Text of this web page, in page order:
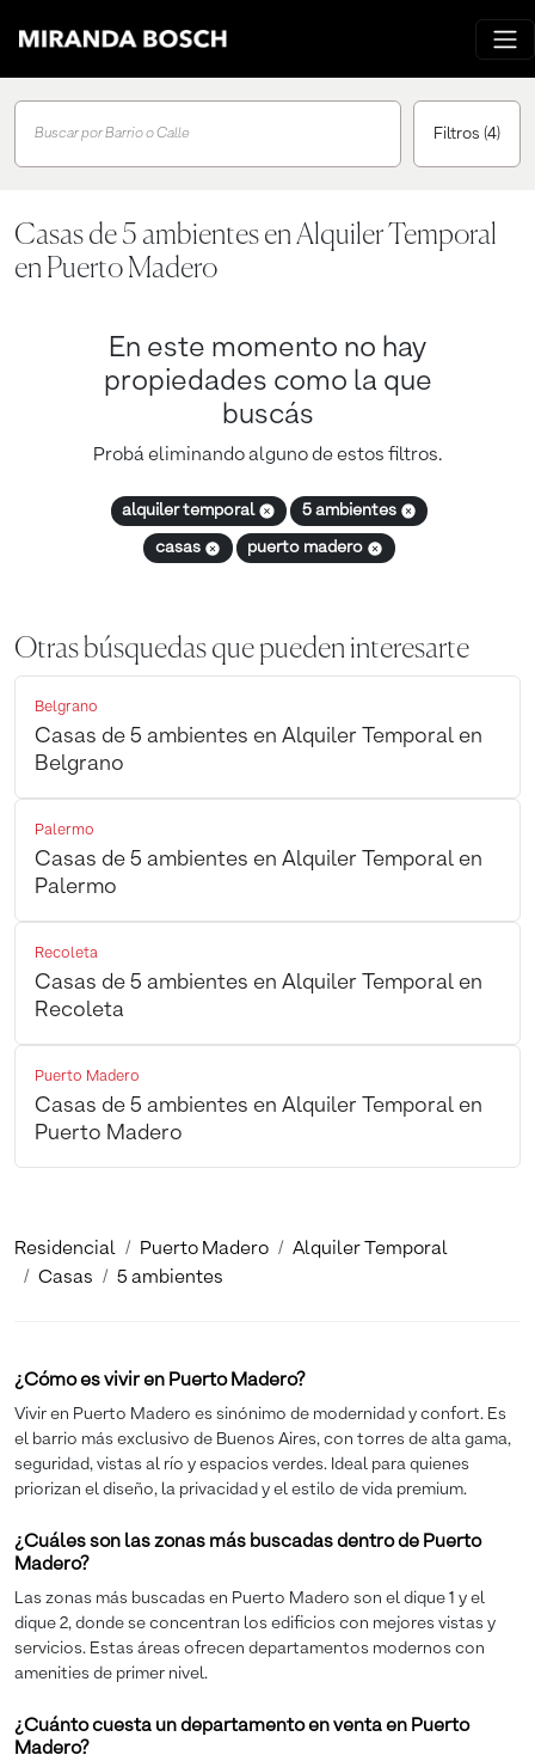
Buscar por Barrio o Calle Filtros (4)
Casas de 5 ambientes en Alquiler Temporal
en Puerto Madero
En este momento no hay
propiedades como la que
buscás
Probá eliminando alguno de estos filtros.
alquiler temporal 5 ambientes
casas puerto madero
Otras búsquedas que pueden interesarte
Belgrano
Casas de 5 ambientes en Alquiler Temporal en
Belgrano
Palermo
Casas de 5 ambientes en Alquiler Temporal en
Palermo
Recoleta
Casas de 5 ambientes en Alquiler Temporal en
Recoleta
Puerto Madero
Casas de 5 ambientes en Alquiler Temporal en
Puerto Madero
Residencial Puerto Madero
Alquiler Temporal
Casas
5 ambientes
¿Cómo es vivir en Puerto Madero?
Vivir en Puerto Madero es sinónimo de modernidad y confort. Es
el barrio más exclusivo de Buenos Aires, con torres de alta gama,
seguridad, vistas al río y espacios verdes. Ideal para quienes
priorizan el diseño, la privacidad y el estilo de vida premium.
¿Cuáles son las zonas más buscadas dentro de Puerto
Madero?
Las zonas más buscadas en Puerto Madero son el dique 1 y el
dique 2, donde se concentran los edificios con mejores vistas y
servicios. Estas áreas ofrecen departamentos modernos con
amenities de primer nivel.
¿Cuánto cuesta un departamento en venta en Puerto
Madero?